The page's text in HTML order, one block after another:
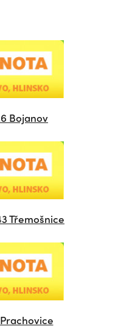
Bojanov
Třemošnice